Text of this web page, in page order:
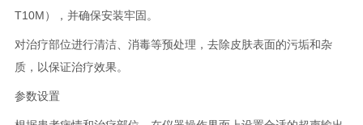
T10M），并确保安装牢固。
对治疗部位进行清洁、消毒等预处理，去除皮肤表面的污垢和杂
质，以保证治疗效果。
参数设置